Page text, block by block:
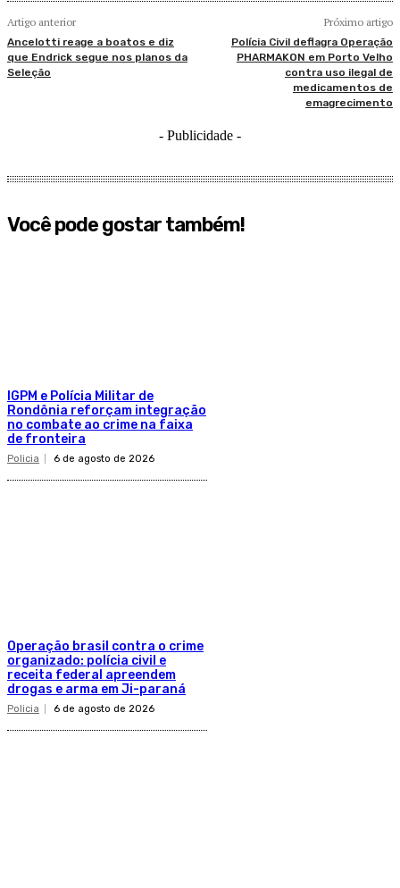
Artigo anterior
Ancelotti reage a boatos e diz
que Endrick segue nos planos da
Seleção
Próximo artigo
Polícia Civil deflagra Operação
PHARMAKON em Porto Velho
contra uso ilegal de
medicamentos de
emagrecimento
- Publicidade -
Você pode gostar também!
IGPM e Polícia Militar de
Rondônia reforçam integração
no combate ao crime na faixa
de fronteira
Policia 6 de agosto de 2026
Operação brasil contra o crime
organizado: polícia civil e
receita federal apreendem
drogas e arma em Ji-paraná
Policia 6 de agosto de 2026